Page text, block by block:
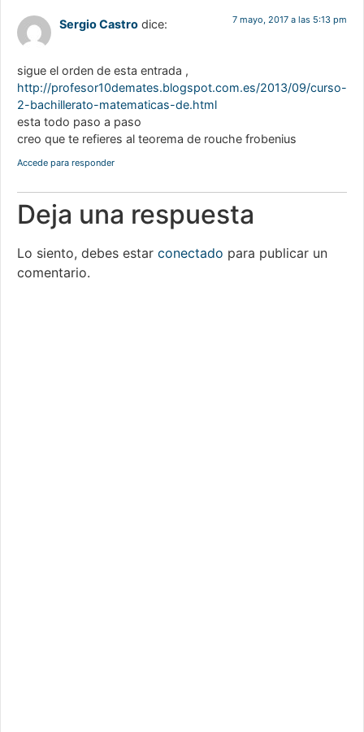
Sergio Castro dice: 7 mayo, 2017 a las 5:13 pm
sigue el orden de esta entrada ,
http://profesor10demates.blogspot.com.es/2013/09/curso-
2-bachillerato-matematicas-de.html
esta todo paso a paso
creo que te refieres al teorema de rouche frobenius
Accede para responder
Deja una respuesta
Lo siento, debes estar conectado para publicar un
comentario.